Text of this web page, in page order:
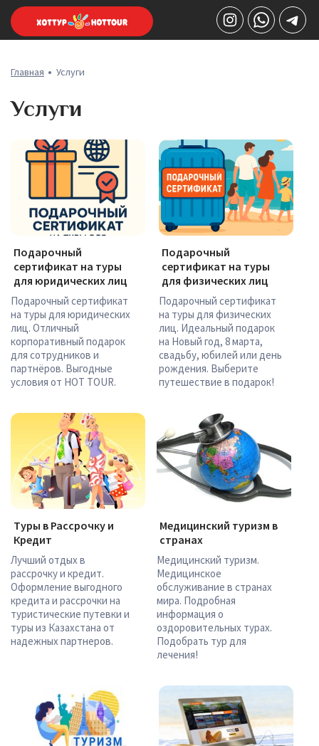
Главная Услуги
Услуги
Подарочный
сертификат на туры
для юридических лиц
Подарочный сертификат
на туры для юридических
лиц. Отличный
корпоративный подарок
для сотрудников и
партнёров. Выгодные
условия от HOT TOUR.
Подарочный
сертификат на туры
для физических лиц
Подарочный сертификат
на туры для физических
лиц. Идеальный подарок
на Новый год, 8 марта,
свадьбу, юбилей или день
рождения. Выберите
путешествие в подарок!
Туры в Рассрочку и
Кредит
Лучший отдых в
рассрочку и кредит.
Оформление выгодного
кредита и рассрочки на
туристические путевки и
туры из Казахстана от
надежных партнеров.
Медицинский туризм в
странах
Медицинский туризм.
Медицинское
обслуживание в странах
мира. Подробная
информация о
оздоровительных турах.
Подобрать тур для
лечения!